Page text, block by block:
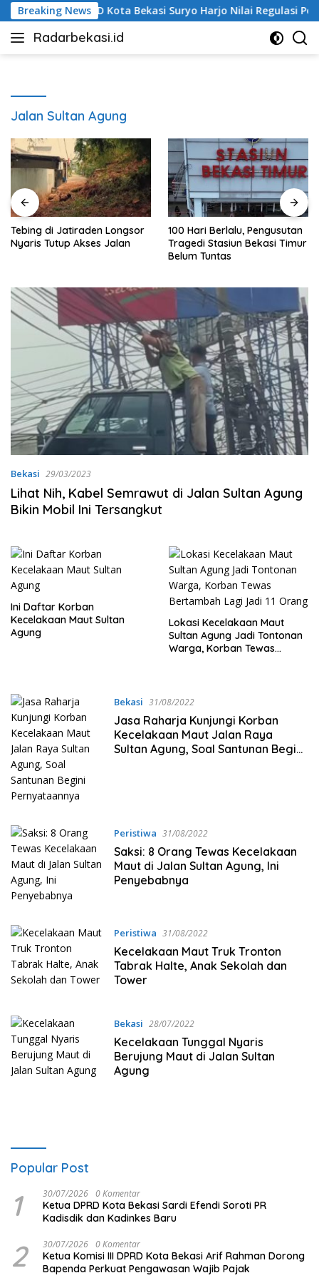
Langsung
ke
konten
Breaking News
DPRD Kota Bekasi Suryo Harjo Nilai Regulasi Perilaku
Radarbekasi.id
Berita
Jalan Sultan Agung
Tebing di Jatiraden Longsor
Nyaris Tutup Akses Jalan
100 Hari Berlalu, Pengusutan
Tragedi Stasiun Bekasi Timur
Belum Tuntas
Bekasi 29/03/2023
Lihat Nih, Kabel Semrawut di Jalan Sultan Agung
Bikin Mobil Ini Tersangkut
Ini Daftar Korban
Kecelakaan Maut Sultan
Agung
Lokasi Kecelakaan Maut
Sultan Agung Jadi Tontonan
Warga, Korban Tewas
Bekasi 31/08/2022
Jasa Raharja Kunjungi Korban
Kecelakaan Maut Jalan Raya
Sultan Agung, Soal Santunan Begini
Peristiwa 31/08/2022
Saksi: 8 Orang Tewas Kecelakaan
Maut di Jalan Sultan Agung, Ini
Penyebabnya
Peristiwa 31/08/2022
Kecelakaan Maut Truk Tronton
Tabrak Halte, Anak Sekolah dan
Tower
Bekasi 28/07/2022
Kecelakaan Tunggal Nyaris
Berujung Maut di Jalan Sultan
Agung
Popular Post
1 30/07/2026 0 Komentar
Ketua DPRD Kota Bekasi Sardi Efendi Soroti PR
Kadisdik dan Kadinkes Baru
2 30/07/2026 0 Komentar
Ketua Komisi III DPRD Kota Bekasi Arif Rahman Dorong
Bapenda Perkuat Pengawasan Wajib Pajak